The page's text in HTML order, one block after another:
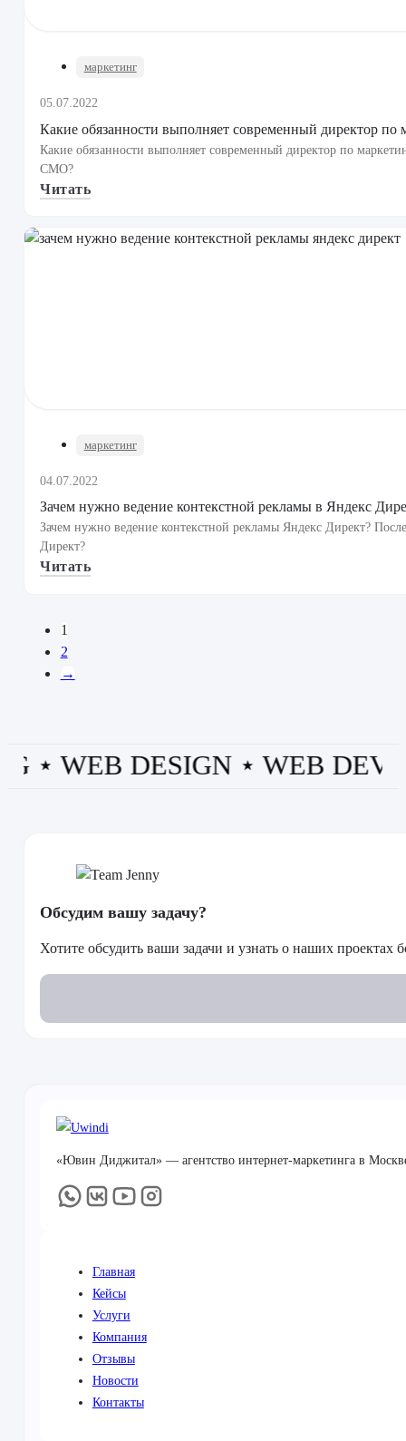
маркетинг
05.07.2022
Какие обязанности выполняет современный директор по
Какие обязанности выполняет современный директор по
CMO?
Читать
маркетинг
04.07.2022
Зачем нужно ведение контекстной рекламы в Яндекс
Зачем нужно ведение контекстной рекламы Яндекс Директ?
Директ?
Читать
1
2
→
WEB DESIGN ⋆ WEB DEV ⋆
Обсудим вашу задачу?
Хотите обсудить ваши задачи и узнать о наших
«Ювин Диджитал» — агентство интернет-маркетинга в
Главная
Кейсы
Услуги
Компания
Отзывы
Новости
Контакты